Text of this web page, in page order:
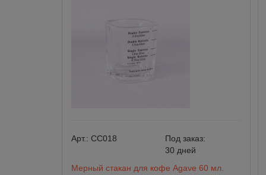
Арт.: CC018
Под заказ:
30 дней
Мерный стакан для кофе Agave 60 мл.